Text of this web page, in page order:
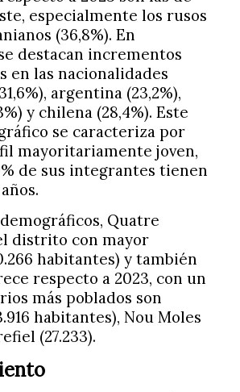
especialmente los rusos
(36,8%). En
destacan incrementos
en las nacionalidades
argentina (23,2%),
y chilena (28,4%). Este
se caracteriza por
mayoritariamente joven,
de sus integrantes tienen
Quatre
distrito con mayor
habitantes) y también
respecto a 2023, con un
más poblados son
habitantes), Nou Moles
(27.233).